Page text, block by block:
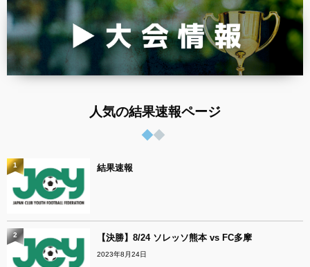
人気の結果速報ページ
結果速報
1
【決勝】8/24 ソレッソ熊本 vs FC多摩
2023年8月24日
2